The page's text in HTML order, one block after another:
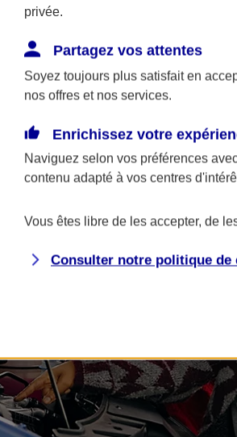
L'application Mon AXA
Assurance, tous vos
privée.
Partagez vos attentes
Soyez toujours plus satisfait en
nos offres et nos services.
Enrichissez votre
Naviguez selon vos préférences
contenu adapté à vos centres
Vous êtes libre de les accepter, de
Consulter notre politique de